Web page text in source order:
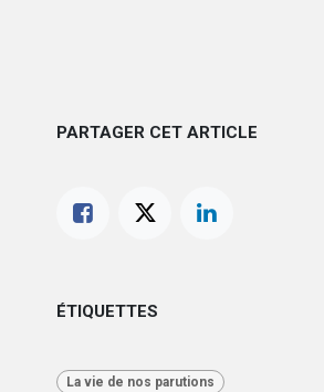
PARTAGER CET ARTICLE
ÉTIQUETTES
La vie de nos parutions